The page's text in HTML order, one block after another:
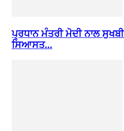
ਪ੍ਰਧਾਨ ਮੰਤਰੀ ਮੋਦੀ ਨਾਲ
ਸਿਆਸਤ...